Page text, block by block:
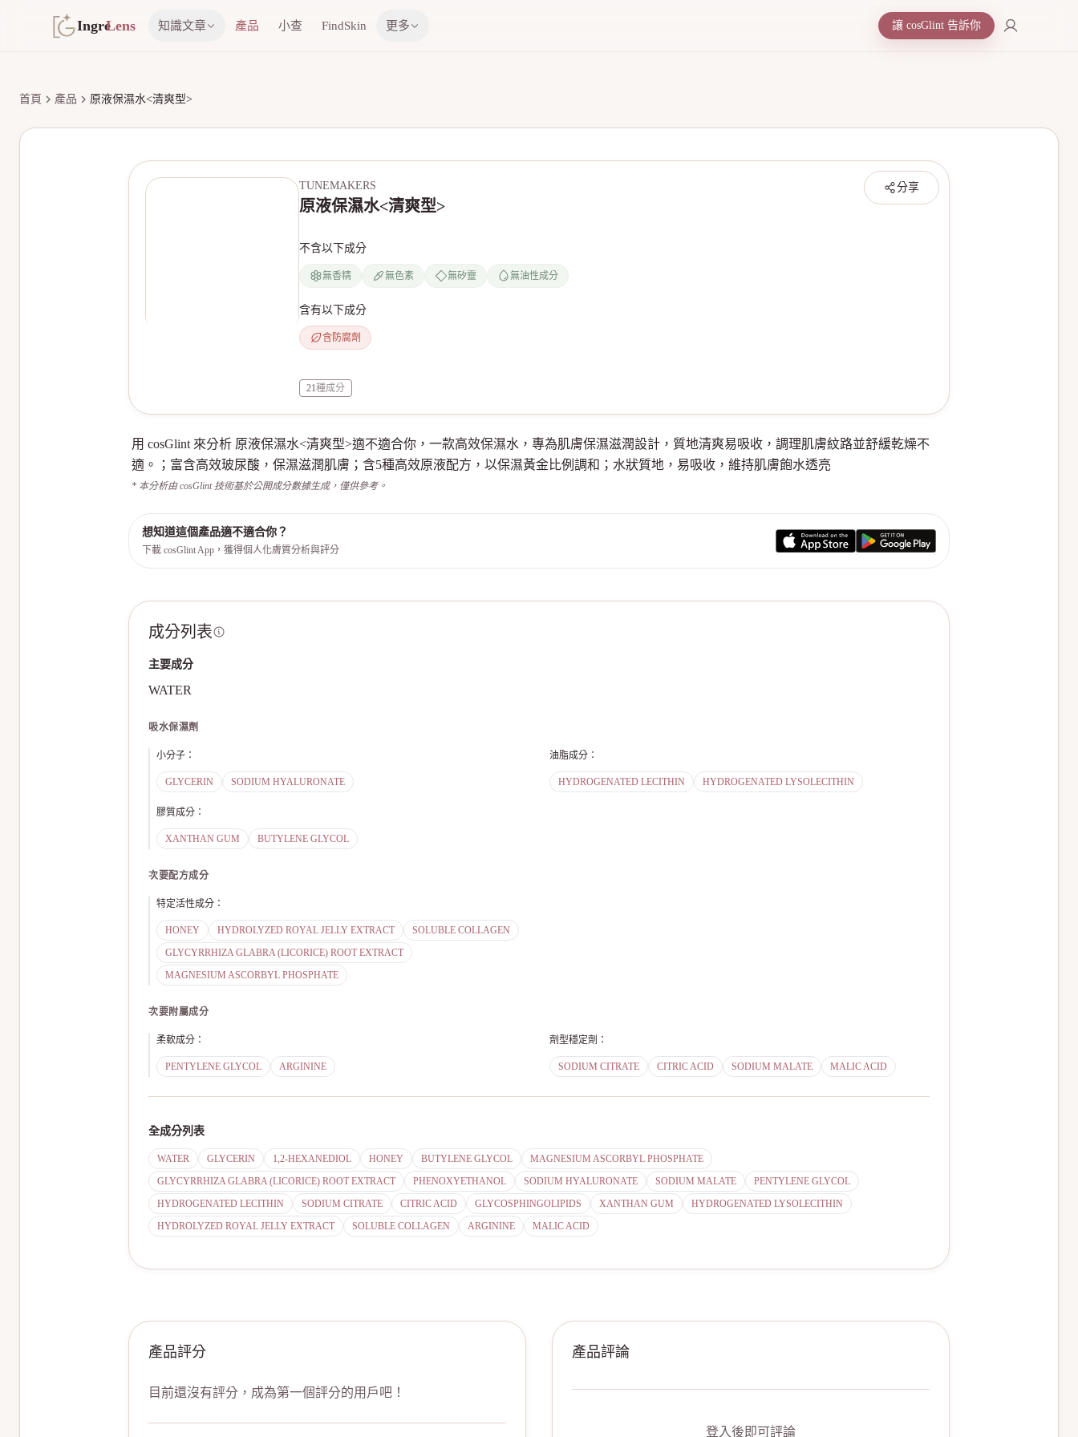
IngreLens 知識文章 產品 小查 FindSkin 更多 讓 cosGlint 告訴你
首頁 產品 原液保濕水<清爽型>
分享
TUNEMAKERS
原液保濕水<清爽型>
不含以下成分
無香精 無色素 無矽靈 無油性成分
含有以下成分
含防腐劑
21種成分
用 cosGlint 來分析 原液保濕水<清爽型>適不適合你，一款高效保濕水，專為肌膚保濕滋潤設計，質地清爽易吸收，調理肌膚紋路並舒緩乾燥不
適。；富含高效玻尿酸，保濕滋潤肌膚；含5種高效原液配方，以保濕黃金比例調和；水狀質地，易吸收，維持肌膚飽水透亮
* 本分析由 cosGlint 技術基於公開成分數據生成，僅供參考。
想知道這個產品適不適合你？
下載 cosGlint App，獲得個人化膚質分析與評分
成分列表
主要成分
WATER
吸水保濕劑
小分子 ：
GLYCERIN SODIUM HYALURONATE
油脂成分 ：
HYDROGENATED LECITHIN HYDROGENATED LYSOLECITHIN
膠質成分 ：
XANTHAN GUM BUTYLENE GLYCOL
次要配方成分
特定活性成分 ：
HONEY HYDROLYZED ROYAL JELLY EXTRACT
SOLUBLE COLLAGEN
GLYCYRRHIZA GLABRA (LICORICE) ROOT EXTRACT
MAGNESIUM ASCORBYL PHOSPHATE
次要附屬成分
柔軟成分 ：
PENTYLENE GLYCOL ARGININE
劑型穩定劑 ：
SODIUM CITRATE CITRIC ACID SODIUM MALATE MALIC ACID
全成分列表
WATER GLYCERIN 1,2-HEXANEDIOL HONEY BUTYLENE GLYCOL
MAGNESIUM ASCORBYL PHOSPHATE
GLYCYRRHIZA GLABRA (LICORICE) ROOT EXTRACT
PHENOXYETHANOL SODIUM HYALURONATE SODIUM MALATE
PENTYLENE GLYCOL
HYDROGENATED LECITHIN
SODIUM CITRATE CITRIC ACID GLYCOSPHINGOLIPIDS XANTHAN GUM
HYDROGENATED LYSOLECITHIN
HYDROLYZED ROYAL JELLY EXTRACT
SOLUBLE COLLAGEN ARGININE MALIC ACID
產品評分
目前還沒有評分，成為第一個評分的用戶吧！
產品評論
登入後即可評論